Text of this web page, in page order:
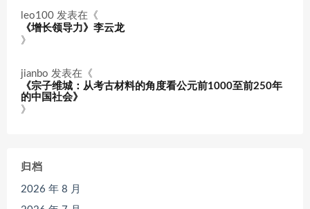
leo100 发表在《
《增长领导力》李云龙
》
jianbo 发表在《
《宗子维城：从考古材料的角度看公元前1000至前250年
的中国社会》
》
归档
2026 年 8 月